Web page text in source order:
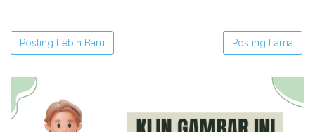
Posting Lebih Baru Posting Lama